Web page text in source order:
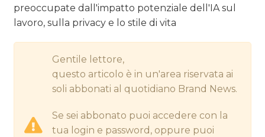
RICERCHE
PREVISIONI/SCENARI
preoccupate dall'impatto potenziale dell'IA sul
lavoro, sulla privacy e lo stile di vita
Gentile lettore,
questo articolo è in un'area riservata ai
soli abbonati al quotidiano Brand News.
Se sei abbonato puoi accedere con la
tua login e password, oppure puoi